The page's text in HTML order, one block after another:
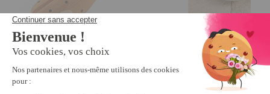
Extenseur chaussures femme
4/5- 85avis
Mules scratchées
10,79 € 26,99 €